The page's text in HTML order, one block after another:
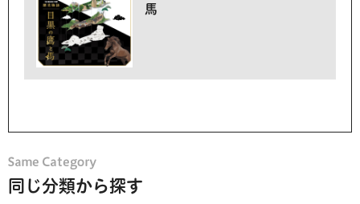
馬
同じ分類から探す